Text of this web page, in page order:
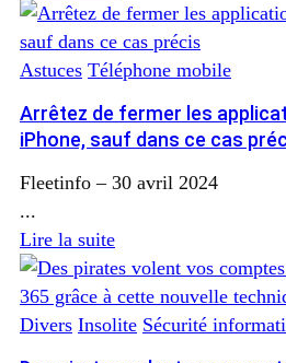
Astuces Téléphone mobile
Arrêtez de fermer les
iPhone, sauf dans ce cas
Fleetinfo – 30 avril 2024
...
Lire la suite
Divers Insolite Sécurité